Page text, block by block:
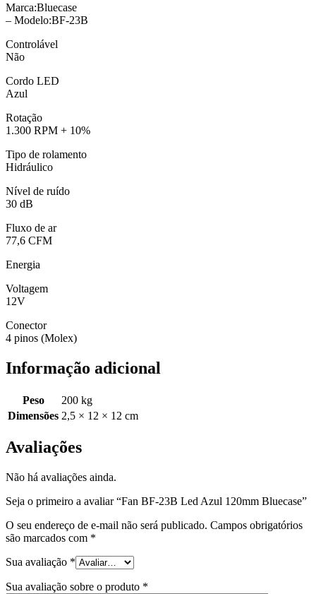
Marca:Bluecase
– Modelo:BF-23B
Controlável
Não
Cordo LED
Azul
Rotação
1.300 RPM + 10%
Tipo de rolamento
Hidráulico
Nível de ruído
30 dB
Fluxo de ar
77,6 CFM
Energia
Voltagem
12V
Conector
4 pinos (Molex)
Informação adicional
Peso
200 kg
Dimensões 2,5 × 12 × 12 cm
Avaliações
Não há avaliações ainda.
Seja o primeiro a avaliar “Fan BF-23B Led Azul 120mm Bluecase”
O seu endereço de e-mail não será publicado. Campos obrigatórios
são marcados com *
Sua avaliação *
Sua avaliação sobre o produto *